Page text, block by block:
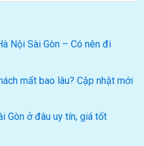
Nội Sài Gòn – Có nên đi
mất bao lâu? Cập nhật mới
Gòn ở đâu uy tín, giá tốt